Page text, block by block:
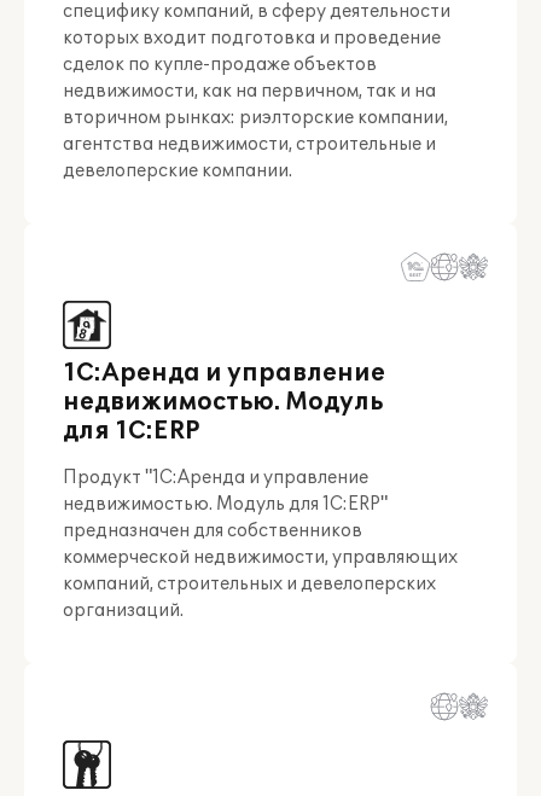
специфику компаний, в сферу деятельности
которых входит подготовка и проведение
сделок по купле-продаже объектов
недвижимости, как на первичном, так и на
вторичном рынках: риэлторские компании,
агентства недвижимости, строительные и
девелоперские компании.
1С:Аренда и управление
недвижимостью. Модуль
для 1С:ERP
Продукт "1С:Аренда и управление
недвижимостью. Модуль для 1С:ERP"
предназначен для собственников
коммерческой недвижимости, управляющих
компаний, строительных и девелоперских
организаций.